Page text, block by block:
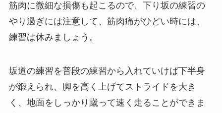
筋肉に微細な損傷も起こるので、下り坂の練習の
やり過ぎには注意して、筋肉痛がひどい時には、
練習は休みましょう。
坂道の練習を普段の練習から入れていけば下半身
が鍛えられ、脚を高く上げてストライドを大き
く、地面をしっかり蹴って速く走ることができま